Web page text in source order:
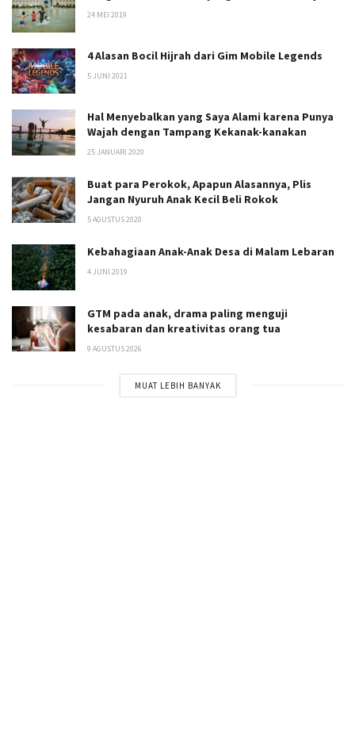
24 MEI 2019
4 Alasan Bocil Hijrah dari Gim Mobile Legends
5 JUNI 2021
Hal Menyebalkan yang Saya Alami karena Punya
Wajah dengan Tampang Kekanak-kanakan
25 JANUARI 2020
Buat para Perokok, Apapun Alasannya, Plis
Jangan Nyuruh Anak Kecil Beli Rokok
5 AGUSTUS 2020
Kebahagiaan Anak-Anak Desa di Malam Lebaran
4 JUNI 2019
GTM pada anak, drama paling menguji
kesabaran dan kreativitas orang tua
9 AGUSTUS 2026
MUAT LEBIH BANYAK